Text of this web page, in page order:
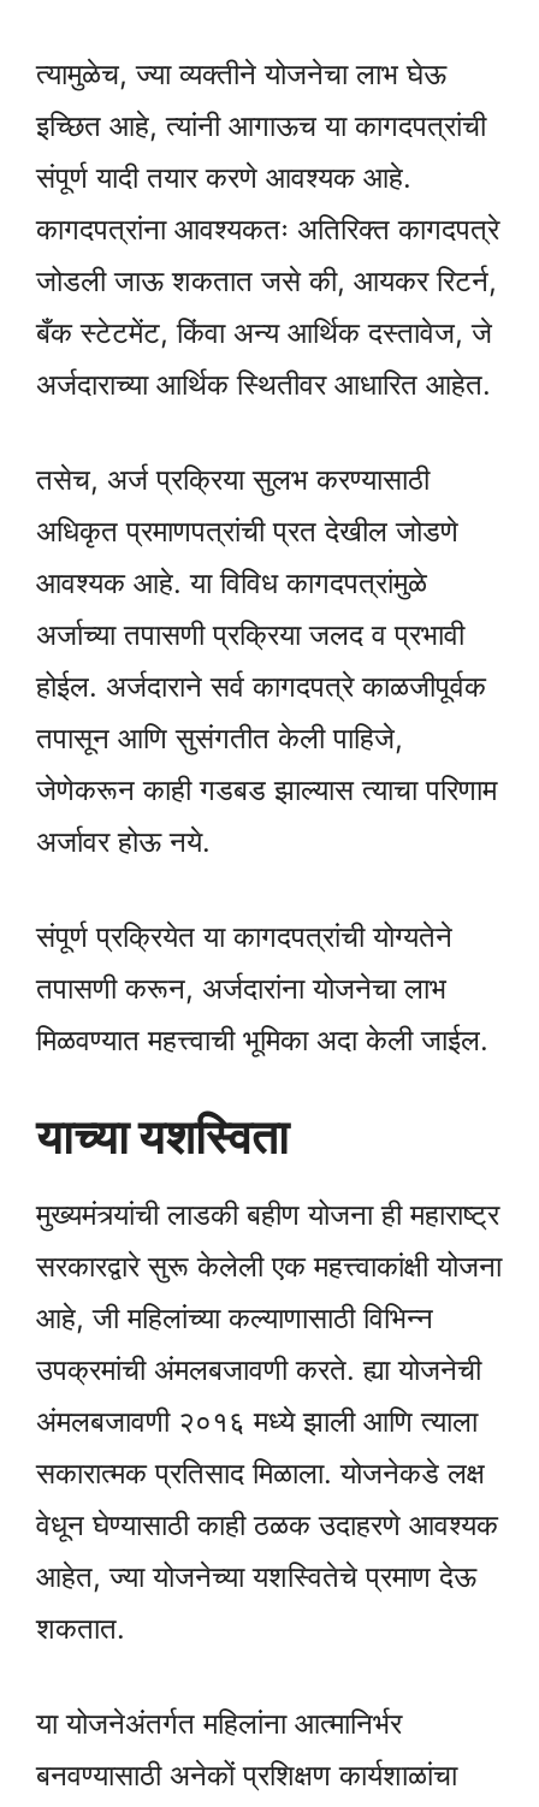
त्यामुळेच, ज्या व्यक्तीने योजनेचा लाभ घेऊ
इच्छित आहे, त्यांनी आगाऊच या कागदपत्रांची
संपूर्ण यादी तयार करणे आवश्यक आहे.
कागदपत्रांना आवश्यकतः अतिरिक्त कागदपत्रे
जोडली जाऊ शकतात जसे की, आयकर रिटर्न,
बँक स्टेटमेंट, किंवा अन्य आर्थिक दस्तावेज, जे
अर्जदाराच्या आर्थिक स्थितीवर आधारित आहेत.
तसेच, अर्ज प्रक्रिया सुलभ करण्यासाठी
अधिकृत प्रमाणपत्रांची प्रत देखील जोडणे
आवश्यक आहे. या विविध कागदपत्रांमुळे
अर्जाच्या तपासणी प्रक्रिया जलद व प्रभावी
होईल. अर्जदाराने सर्व कागदपत्रे काळजीपूर्वक
तपासून आणि सुसंगतीत केली पाहिजे,
जेणेकरून काही गडबड झाल्यास त्याचा परिणाम
अर्जावर होऊ नये.
संपूर्ण प्रक्रियेत या कागदपत्रांची योग्यतेने
तपासणी करून, अर्जदारांना योजनेचा लाभ
मिळवण्यात महत्त्वाची भूमिका अदा केली जाईल.
याच्या यशस्विता
मुख्यमंत्र्यांची लाडकी बहीण योजना ही महाराष्ट्र
सरकारद्वारे सुरू केलेली एक महत्त्वाकांक्षी योजना
आहे, जी महिलांच्या कल्याणासाठी विभिन्न
उपक्रमांची अंमलबजावणी करते. ह्या योजनेची
अंमलबजावणी २०१६ मध्ये झाली आणि त्याला
सकारात्मक प्रतिसाद मिळाला. योजनेकडे लक्ष
वेधून घेण्यासाठी काही ठळक उदाहरणे आवश्यक
आहेत, ज्या योजनेच्या यशस्वितेचे प्रमाण देऊ
शकतात.
या योजनेअंतर्गत महिलांना आत्मानिर्भर
बनवण्यासाठी अनेकों प्रशिक्षण कार्यशाळांचा